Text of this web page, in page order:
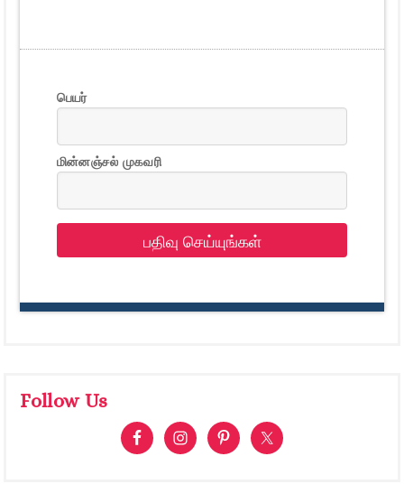
பெயர்
மின்னஞ்சல் முகவரி
பதிவு செய்யுங்கள்
Follow Us